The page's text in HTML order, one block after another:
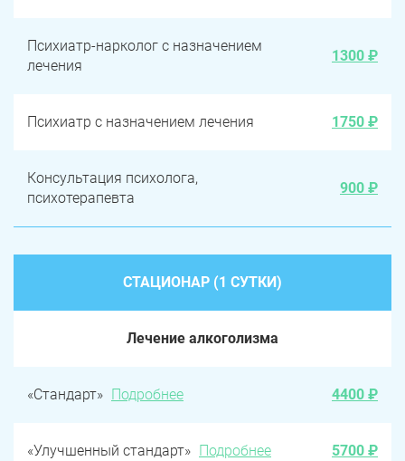
Психиатр-нарколог с назначением
лечения
1300 ₽
Психиатр с назначением лечения 1750 ₽
Консультация психолога,
психотерапевта
900 ₽
СТАЦИОНАР (1 СУТКИ)
Лечение алкоголизма
«Стандарт» Подробнее 4400 ₽
«Улучшенный стандарт» Подробнее 5700 ₽